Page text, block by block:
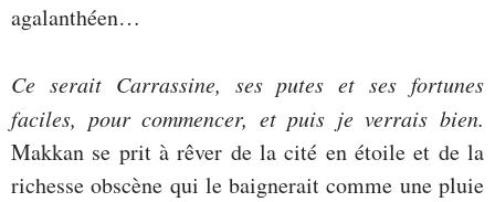
agalanthéen…
Ce serait Carrassine, ses putes et ses fortunes
faciles, pour commencer, et puis je verrais bien.
Makkan se prit à rêver de la cité en étoile et de la
richesse obscène qui le baignerait comme une pluie